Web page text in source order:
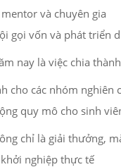
và chuyên gia
gọi vốn và phát triển
nay là việc chia
cho các nhóm
quy mô cho sinh
chỉ là giải thưởng,
nghiệp thực tế